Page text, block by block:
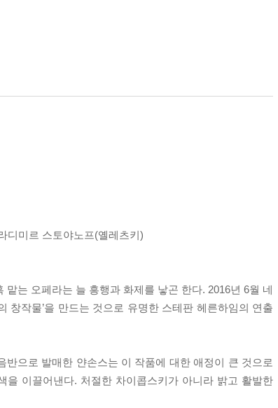
디미르 스토야노프(옐레츠키)
는 오페라는 늘 흥행과 화제를 낳곤 한다. 2016년 6월 네
창작물’을 만드는 것으로 유명한 스테판 헤른하임의 연출
으로 발매한 얀손스는 이 작품에 대한 애정이 큰 것으로
이끌어낸다. 처절한 차이콥스키가 아니라 밝고 활발한